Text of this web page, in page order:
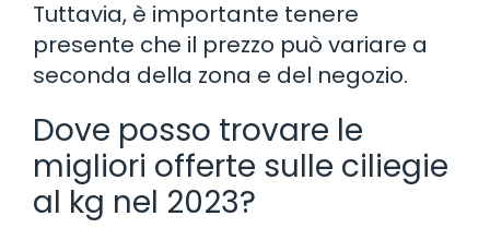
Tuttavia, è importante tenere
presente che il prezzo può variare a
seconda della zona e del negozio.
Dove posso trovare le
migliori offerte sulle ciliegie
al kg nel 2023?